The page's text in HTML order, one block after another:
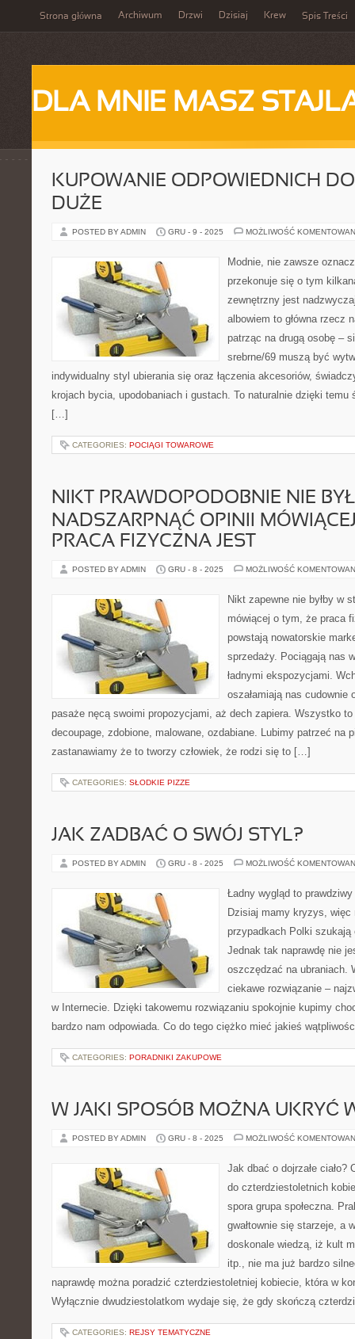
Strona główna Archiwum Drzwi Dzisiaj Krew Spis Treści
DLA MNIE MASZ
KUPOWANIE ODPOWIEDNICH
DUŻE
POSTED BY ADMIN GRU - 9 - 2025 MOŻLIWOŚĆ
Modnie, nie zawsze
przekonuje się o tym
zewnętrzny jest
albowiem to główna rzecz
patrząc na drugą osobę –
srebrne/69 muszą być
indywidualny styl ubierania się oraz łączenia akcesoriów,
krojach bycia, upodobaniach i gustach. To naturalnie dzięki temu
[…]
CATEGORIES: POCIĄGI TOWAROWE
NIKT PRAWDOPODOBNIE NIE
NADSZARPNĄĆ OPINII
PRACA FIZYCZNA JEST
POSTED BY ADMIN GRU - 8 - 2025 MOŻLIWOŚĆ
Nikt zapewne nie byłby w
mówiącej o tym, że praca
powstają nowatorskie
sprzedaży. Pociągają nas
ładnymi ekspozycjami.
oszałamiają nas cudownie
pasaże nęcą swoimi propozycjami, aż dech zapiera. Wszystko
decoupage, zdobione, malowane, ozdabiane. Lubimy patrzeć na
zastanawiamy że to tworzy człowiek, że rodzi się to […]
CATEGORIES: SŁODKIE PIZZE
JAK ZADBAĆ O SWÓJ STYL?
POSTED BY ADMIN GRU - 8 - 2025 MOŻLIWOŚĆ
Ładny wygląd to
Dzisiaj mamy kryzys, więc
przypadkach Polki
Jednak tak naprawdę nie
oszczędzać na ubraniach.
ciekawe rozwiązanie –
w Internecie. Dzięki takowemu rozwiązaniu spokojnie kupimy
bardzo nam odpowiada. Co do tego ciężko mieć jakieś
CATEGORIES: PORADNIKI ZAKUPOWE
W JAKI SPOSÓB MOŻNA UKRYĆ
POSTED BY ADMIN GRU - 8 - 2025 MOŻLIWOŚĆ
Jak dbać o dojrzałe ciało?
do czterdziestoletnich
spora grupa społeczna.
gwałtownie się starzeje, a
doskonale wiedzą, iż kult
itp., nie ma już bardzo
naprawdę można poradzić czterdziestoletniej kobiecie, która w
Wyłącznie dwudziestolatkom wydaje się, że gdy skończą
CATEGORIES: REJSY TEMATYCZNE